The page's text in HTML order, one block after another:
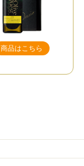
商品はこちら